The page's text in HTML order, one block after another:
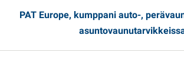
PAT Europe, kumppani auto-,